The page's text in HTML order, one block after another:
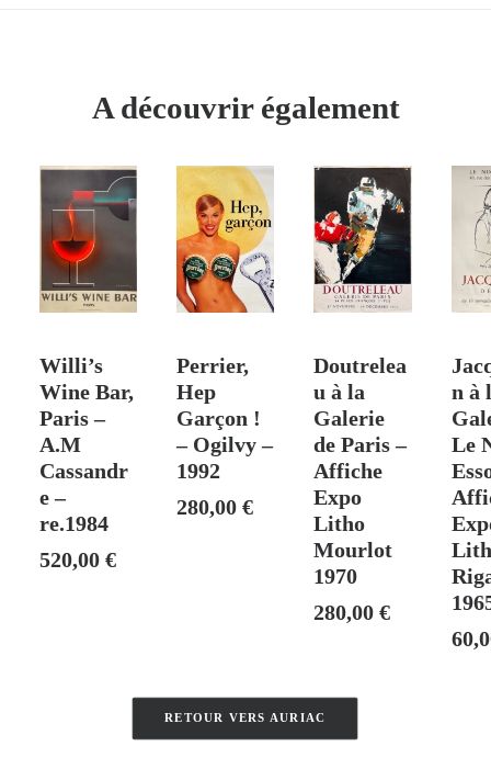
Manche
Auriac
–
A découvrir également
Willi’s
Wine Bar,
Paris –
A.M
Cassandr
e –
re.1984
520,00 €
Perrier,
Hep
Garçon !
– Ogilvy –
1992
280,00€
Doutrelea
u à la
Galerie
de Paris –
Affiche
Expo
Litho
Mourlot
1970
280,00€
n à
Le
RETOUR VERS AURIAC